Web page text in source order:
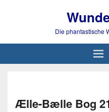
Die phantastische
Ælle-Bælle Bog